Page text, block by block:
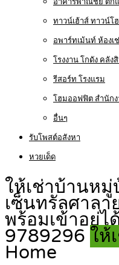
ทาวน์เฮ้าส์ ทาวน์โ
อพาร์ทเม้นท์ ห้องเ
โรงงาน โกดัง คลัง
รีสอร์ท โรงแรม
โฮมออฟฟิต สำนัก
อื่นๆ
รับโพสต์อสังหา
หวยเด็ด
ให้เช่าบ้านห
เซ็นทรัลศาลา
พร้อมเข้าอยู่ไ
9789296 ให้
Home